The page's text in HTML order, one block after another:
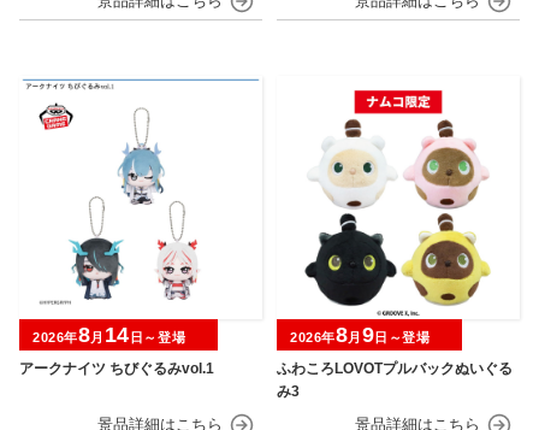
アークナイツ ちびぐるみvol.1
2026年8月 14 日～登場
ふわころLOVOTプルバックぬいぐる
み3
2026年8月 9日～登場